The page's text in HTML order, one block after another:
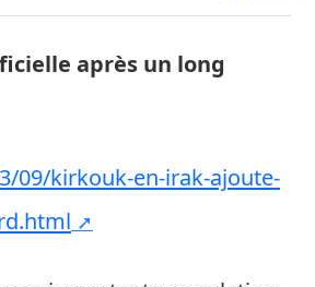
après un long
09/kirkouk-en-irak-ajoute-